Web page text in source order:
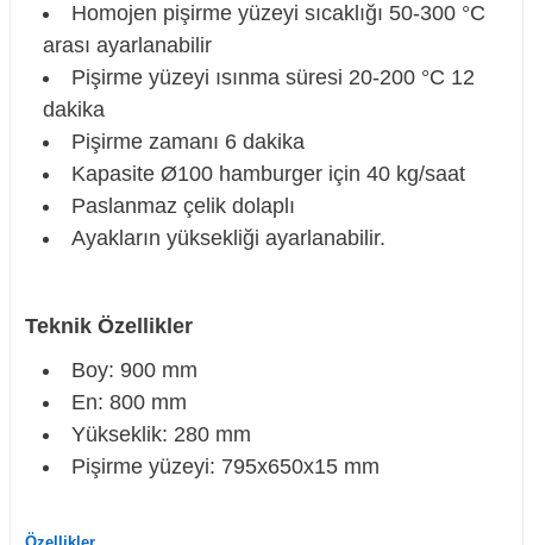
Homojen pişirme yüzeyi sıcaklığı 50-300 °C
arası ayarlanabilir
Pişirme yüzeyi ısınma süresi 20-200 °C 12
dakika
Pişirme zamanı 6 dakika
Kapasite Ø100 hamburger için 40 kg/saat
Paslanmaz çelik dolaplı
Ayakların yüksekliği ayarlanabilir.
Teknik Özellikler
Boy: 900 mm
En: 800 mm
Yükseklik: 280 mm
Pişirme yüzeyi: 795x650x15 mm